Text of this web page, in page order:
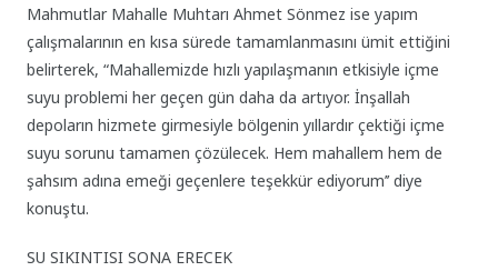
Mahmutlar Mahalle Muhtarı Ahmet Sönmez ise yapım
çalışmalarının en kısa sürede tamamlanmasını ümit ettiğini
belirterek, “Mahallemizde hızlı yapılaşmanın etkisiyle içme
suyu problemi her geçen gün daha da artıyor. İnşallah
depoların hizmete girmesiyle bölgenin yıllardır çektiği içme
suyu sorunu tamamen çözülecek. Hem mahallem hem de
şahsım adına emeği geçenlere teşekkür ediyorum’’ diye
konuştu.
SU SIKINTISI SONA ERECEK